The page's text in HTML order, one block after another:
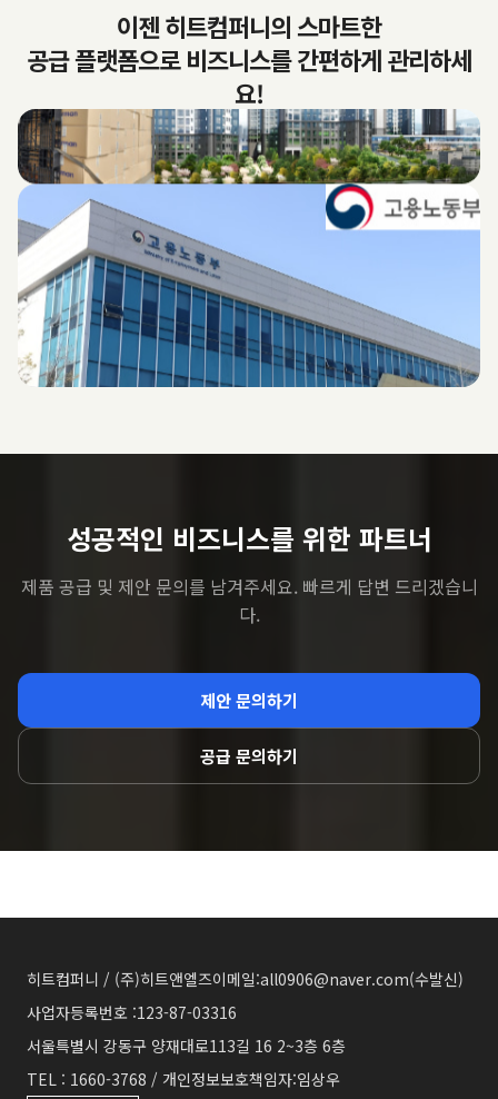
공급 플랫폼으로 비즈니스를 간편하게 관리하세
요!
제품 공급 및 제안 문의를 남겨주세요. 빠르게 답변 드리겠습니
다.
제안 문의하기
공급 문의하기
사업자등록번호 :123-87-03316
서울특별시 강동구 양재대로113길 16 2~3층 6층
TEL : 1660-3768 / 개인정보보호책임자:임상우
파트너 웹▾